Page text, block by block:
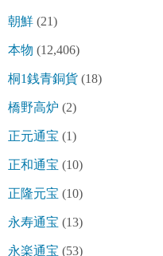
朝鮮 (21)
本物 (12,406)
桐1銭青銅貨 (18)
橋野高炉 (2)
正元通宝 (1)
正和通宝 (10)
正隆元宝 (10)
永寿通宝 (13)
永楽通宝 (53)